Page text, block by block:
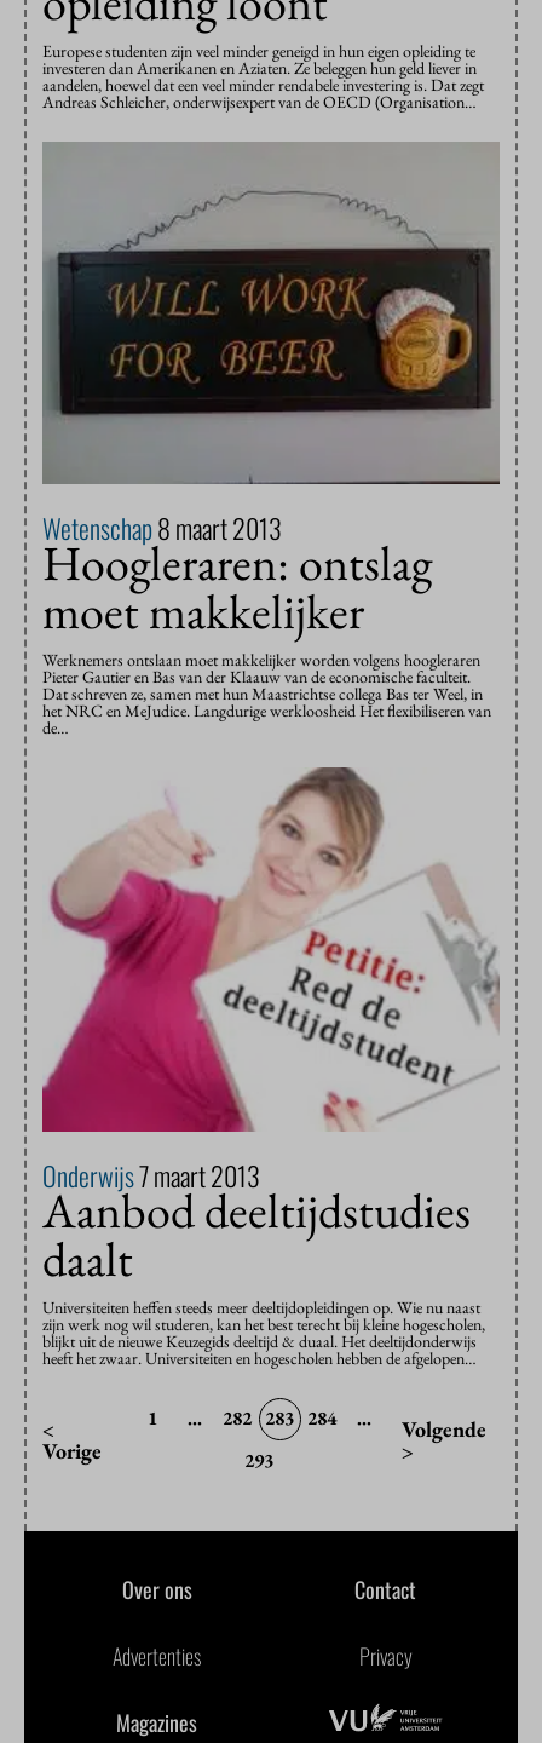
Europese studenten zijn veel minder geneigd in hun eigen opleiding te
investeren dan Amerikanen en Aziaten. Ze beleggen hun geld liever in
aandelen, hoewel dat een veel minder rendabele investering is. Dat zegt
Andreas Schleicher, onderwijsexpert van de OECD (Organisation…
Wetenschap8 maart 2013
Hoogleraren: ontslag
moet makkelijker
Werknemers ontslaan moet makkelijker worden volgens hoogleraren
Pieter Gautier en Bas van der Klaauw van de economische faculteit.
Dat schreven ze, samen met hun Maastrichtse collega Bas ter Weel, in
het NRC en MeJudice. Langdurige werkloosheid Het flexibiliseren van
de…
Onderwijs7 maart 2013
Aanbod deeltijdstudies
daalt
Universiteiten heffen steeds meer deeltijdopleidingen op. Wie nu naast
zijn werk nog wil studeren, kan het best terecht bij kleine hogescholen,
blijkt uit de nieuwe Keuzegids deeltijd & duaal. Het deeltijdonderwijs
heeft het zwaar. Universiteiten en hogescholen hebben de afgelopen…
<
Vorige
1 ... 282 283 284
...
293
Volgende
>
Over ons Contact
Advertenties Privacy
Magazines